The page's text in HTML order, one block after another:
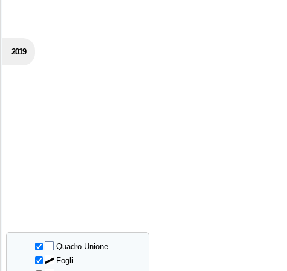
2019
Quadro Unione
Fogli